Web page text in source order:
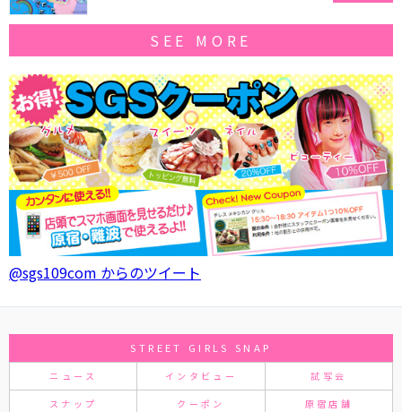
SEE MORE
@sgs109com からのツイート
STREET GIRLS SNAP
ニュース インタビュー 試写会
スナップ クーポン 原宿店舗